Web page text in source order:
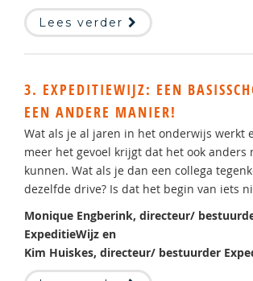
Lees verder
3. EXPEDITIEWIJZ: EEN
EEN ANDERE MANIER!
Wat als je al jaren in het onderwijs werkt
meer het gevoel krijgt dat het ook anders
kunnen. Wat als je dan een collega
dezelfde drive? Is dat het begin van iets
Monique Engberink, directeur/
ExpeditieWijz en
Kim Huiskes, directeur/ bestuurder